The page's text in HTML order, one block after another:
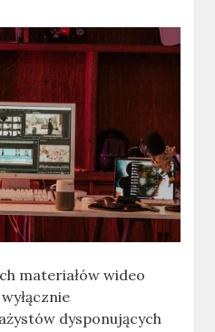
materiałów wideo
dysponujących